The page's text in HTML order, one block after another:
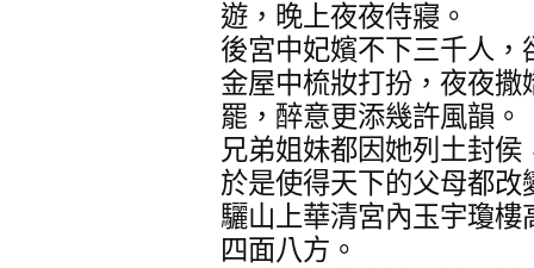
遊，晚上夜夜侍寢。
後宮中妃嬪不下三千人
金屋中梳妝打扮，夜夜
罷，醉意更添幾許風韻。
兄弟姐妹都因她列土封
於是使得天下的父母都
驪山上華清宮內玉宇瓊
四面八方。